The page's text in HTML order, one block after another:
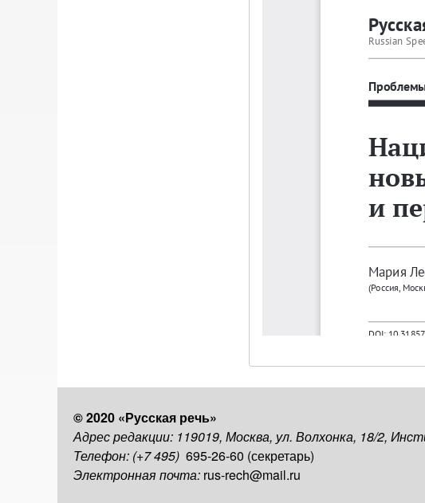
© 2020 «Русская речь»
Адрес редакции: 119019, Москва, ул. Волхонка, 18/2,
Телефон: (+7 495) 695-26-60 (секретарь)
Электронная почта: rus-rech@mail.ru